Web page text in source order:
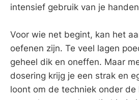
intensief gebruik van je
Voor wie net begint, kan het
oefenen zijn. Te veel lagen
geheel dik en oneffen. Maar
dosering krijg je een strak en
loont om de techniek onder